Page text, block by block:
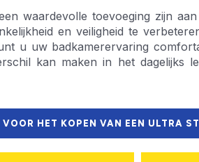
waardevolle toevoeging zijn
en veiligheid te
u uw badkamerervaring
kan maken in het dagelijks
VOOR HET KOPEN VAN EEN ULTRA